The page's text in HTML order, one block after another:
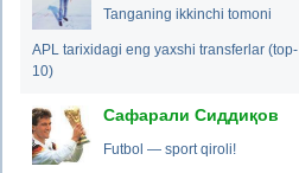
Tanganing ikkinchi tomoni
APL tarixidagi eng yaxshi transferlar (top-
10)
Сафарали Сиддиқов
Futbol — sport qiroli!